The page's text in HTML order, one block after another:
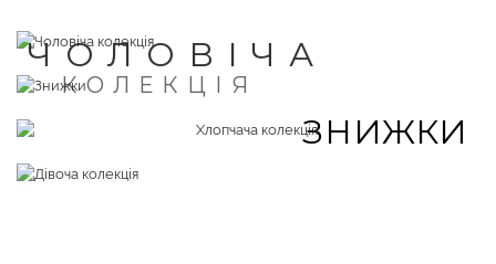
ЧОЛОВІЧА
КОЛЕКЦІЯ
ЗНИЖКИ